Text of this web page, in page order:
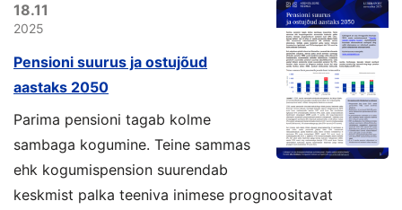
18.11
2025
Pensioni suurus ja ostujõud
aastaks 2050
Parima pensioni tagab kolme
sambaga kogumine. Teine sammas
ehk kogumispension suurendab
keskmist palka teeniva inimese prognoositavat